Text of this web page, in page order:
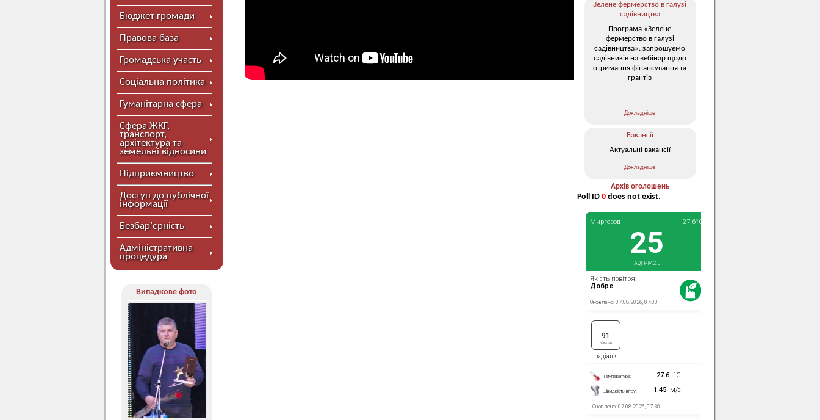
Бюджет громади
Правова база
Громадська участь
Соціальна політика
Гуманітарна сфера
Сфера ЖКГ,
транспорт,
архітектура та
земельні відносини
Підприємництво
Доступ до публічної
інформації
Безбар’єрність
Адміністративна
процедура
Випадкове фото
Зелене фермерство в галузі
садівництва
Програма «Зелене
фермерство в галузі
садівництва»: запрошуємо
садівників на вебінар щодо
отримання фінансування та
грантів
Докладніше
Вакансії
Актуальні вакансії
Докладніше
Архів оголошень
Poll ID 0 does not exist.